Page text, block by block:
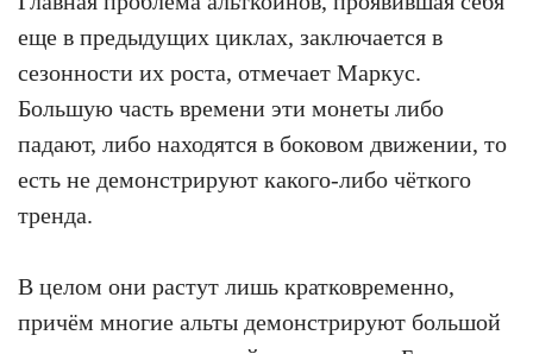
еще в предыдущих циклах, заключается в
сезонности их роста, отмечает Маркус.
Большую часть времени эти монеты либо
падают, либо находятся в боковом движении, то
есть не демонстрируют какого-либо чёткого
тренда.
В целом они растут лишь кратковременно,
причём многие альты демонстрируют большой